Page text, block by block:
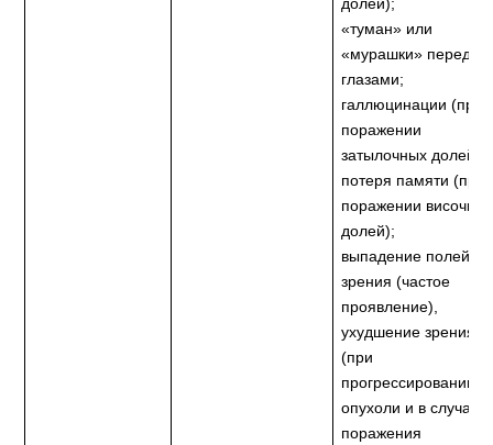
долей);
«туман» или
«мурашки» перед
глазами;
галлюцинации (при
поражении
затылочных долей),
потеря памяти (при
поражении
долей);
выпадение полей
зрения (частое
проявление),
ухудшение зрения
(при
прогрессировании
опухоли и в случае
поражения